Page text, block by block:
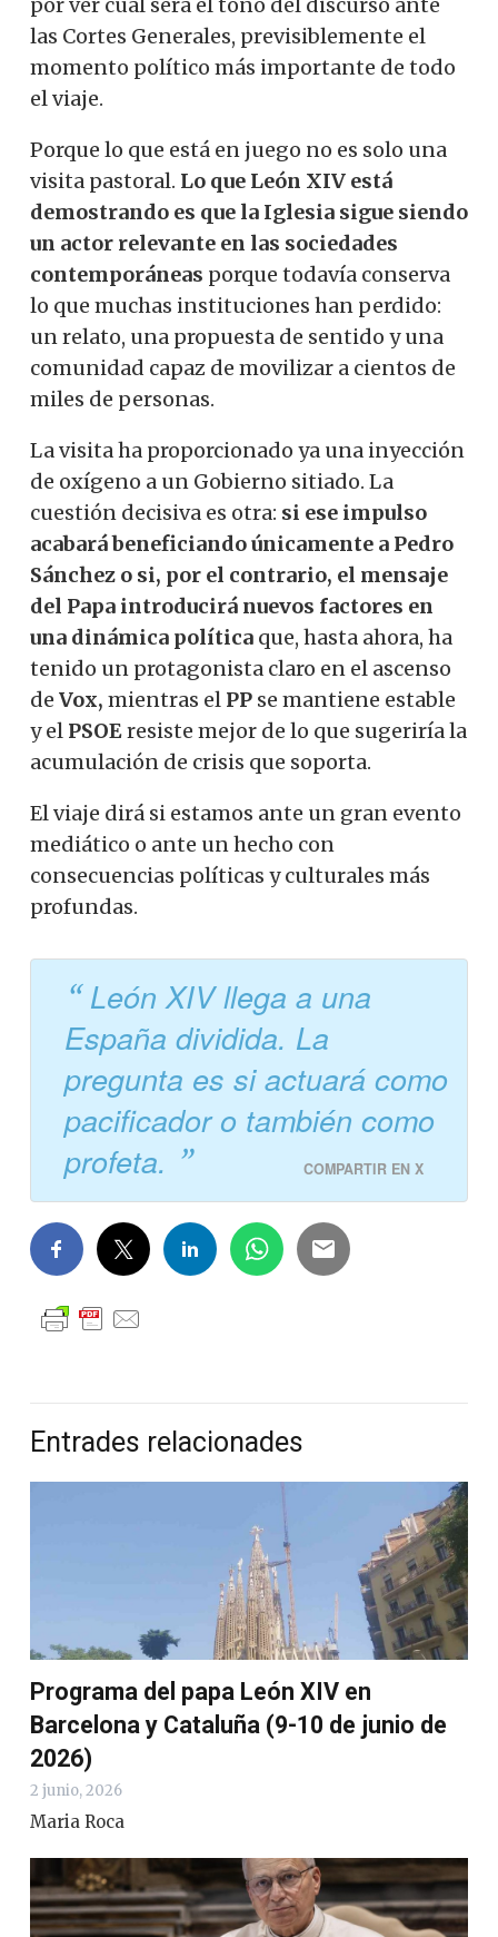
por ver cuál será el tono del discurso ante
las Cortes Generales, previsiblemente el
momento político más importante de todo
el viaje.
Porque lo que está en juego no es solo una
visita pastoral. Lo que León XIV está
demostrando es que la Iglesia sigue siendo
un actor relevante en las sociedades
contemporáneas porque todavía conserva
lo que muchas instituciones han perdido:
un relato, una propuesta de sentido y una
comunidad capaz de movilizar a cientos de
miles de personas.
La visita ha proporcionado ya una inyección
de oxígeno a un Gobierno sitiado. La
cuestión decisiva es otra: si ese impulso
acabará beneficiando únicamente a Pedro
Sánchez o si, por el contrario, el mensaje
del Papa introducirá nuevos factores en
una dinámica política que, hasta ahora, ha
tenido un protagonista claro en el ascenso
de Vox, mientras el PP se mantiene estable
y el PSOEresiste mejor de lo que sugeriría la
acumulación de crisis que soporta.
El viaje dirá si estamos ante un gran evento
mediático o ante un hecho con
consecuencias políticas y culturales más
profundas.
León XIV llega a una
España dividida. La
pregunta es si actuará como
pacificador o también como
profeta.
COMPARTIR EN X
Entrades relacionades
Programa del papa León XIV en
Barcelona y Cataluña (9-10 de junio de
2026)
2 junio, 2026
Maria Roca